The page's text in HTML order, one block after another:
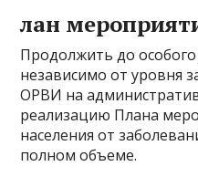
лан
Продолжить до
независимо от уровня
ОРВИ на
реализацию Плана
населения от
полном объеме.